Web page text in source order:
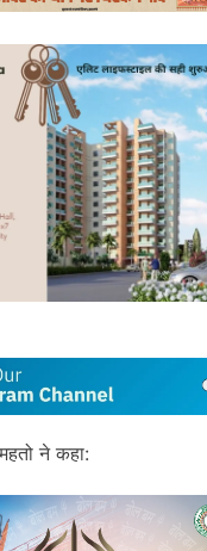
ने कहा: